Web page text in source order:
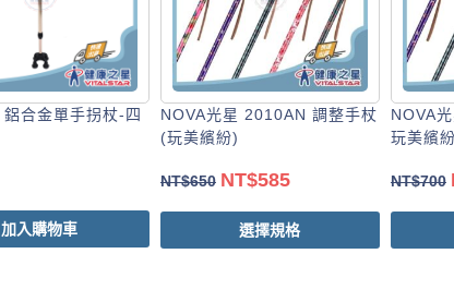
合金單手拐杖-四
加入購物車
NOVA光星 2010AN 調整手杖
(玩美繽紛)
NT$650 NT$585
選擇規格
NOVA
玩美繽
NT$700